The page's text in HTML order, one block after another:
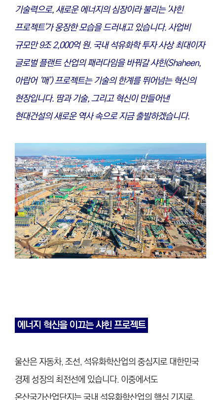
기술력으로, 새로운 에너지의 심장이라 불리는 '샤힌
프로젝트'가 웅장한 모습을 드러내고 있습니다. 사업비
규모만 9조 2,000억 원. 국내 석유화학 투자 사상 최대이자
글로벌 플랜트 산업의 패러다임을 바꿔갈 샤힌(Shaheen,
아랍어 ‘매’) 프로젝트는 기술의 한계를 뛰어넘는 혁신의
현장입니다. 땀과 기술, 그리고 혁신이 만들어낸
현대건설의 새로운 역사 속으로 지금 출발하겠습니다.
에너지 혁신을 이끄는 샤힌 프로젝트
울산은 자동차, 조선, 석유화학산업의 중심지로 대한민국
경제 성장의 최전선에 있습니다. 이중에서도